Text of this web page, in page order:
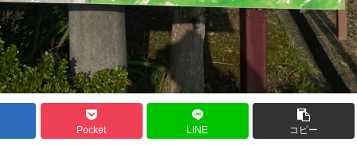
Pocket LINE コピー